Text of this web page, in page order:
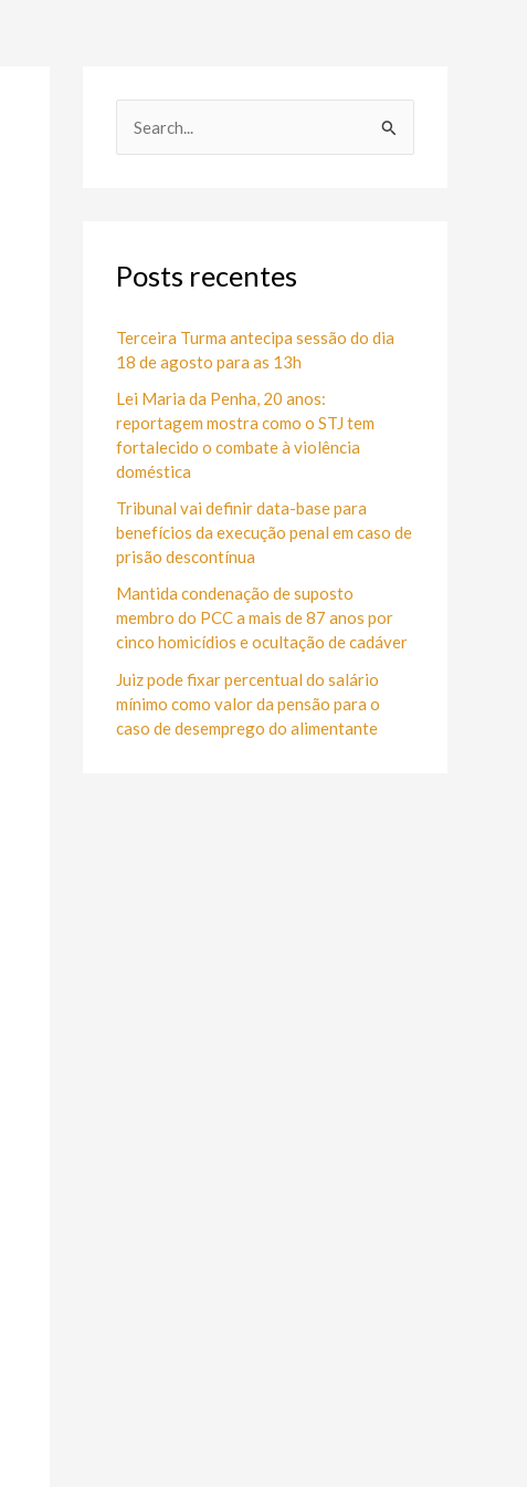
u
s
a
r
p
o
r
:
Posts recentes
Terceira Turma antecipa sessão do dia
18 de agosto para as 13h
Lei Maria da Penha, 20 anos:
reportagem mostra como o STJ tem
fortalecido o combate à violência
doméstica
Tribunal vai definir data-base para
benefícios da execução penal em caso de
prisão descontínua
Mantida condenação de suposto
membro do PCC a mais de 87 anos por
cinco homicídios e ocultação de cadáver
Juiz pode fixar percentual do salário
mínimo como valor da pensão para o
caso de desemprego do alimentante